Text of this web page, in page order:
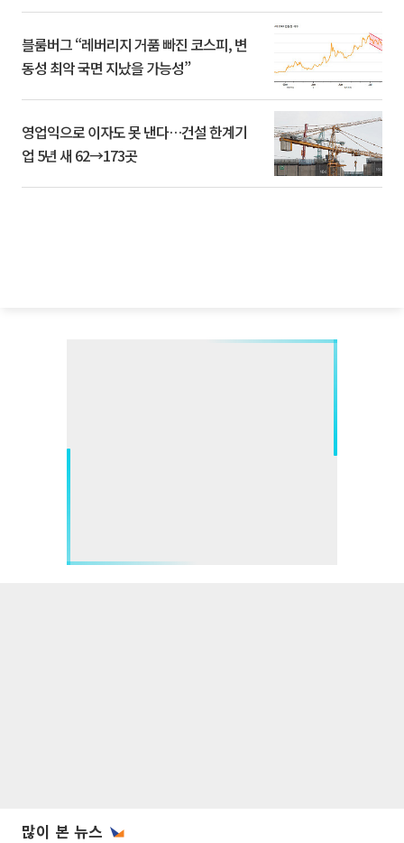
블룸버그 “레버리지 거품 빠진 코스피, 변
동성 최악 국면 지났을 가능성”
영업익으로 이자도 못 낸다…건설 한계기
업 5년 새 62→173곳
많이 본 뉴스